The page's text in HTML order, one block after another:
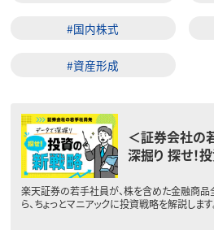
#国内株式
#資産形成
＜証券会社の
深掘り 探せ！
楽天証券の若手社員が、株を含めた金融商品
ら、ちょっとマニアックに投資戦略を解説します